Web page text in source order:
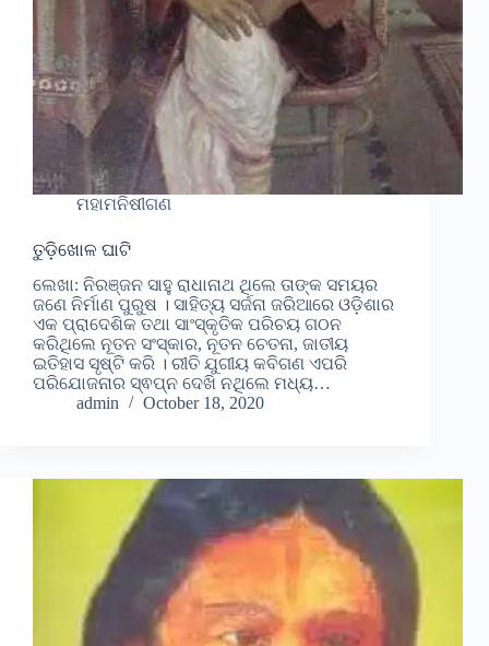
ମହାମନିଷୀଗଣ
ତୁଡ଼ିଖୋଳ ଘାଟି
ଲେଖା: ନିରଞ୍ଜନ ସାହୁ ରାଧାନାଥ ଥିଲେ ତାଙ୍କ ସମୟର
ଜଣେ ନିର୍ମାଣ ପୁରୁଷ । ସାହିତ୍ୟ ସର୍ଜନା ଜରିଆରେ ଓଡ଼ିଶାର
ଏକ ପ୍ରାଦେଶିକ ତଥା ସାଂସ୍କୃତିକ ପରିଚୟ ଗଠନ
କରିଥିଲେ ନୂତନ ସଂସ୍କାର, ନୂତନ ଚେତନା, ଜାତୀୟ
ଇତିହାସ ସୃଷ୍ଟି କରି । ରୀତି ଯୁଗୀୟ କବିଗଣ ଏପରି
ପରିଯୋଜନାର ସ୍ଵପ୍ନ ଦେଖି ନଥିଲେ ମଧ୍ୟ…
admin
October 18, 2020